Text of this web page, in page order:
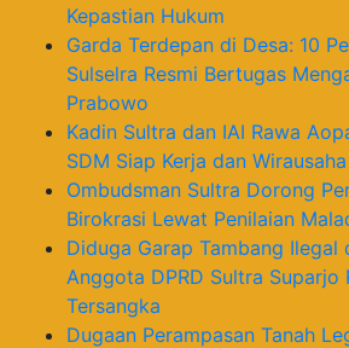
Kepastian Hukum
Garda Terdepan di Desa: 10
Sulselra Resmi Bertugas
Prabowo
Kadin Sultra dan IAI Rawa
SDM Siap Kerja dan
Ombudsman Sultra Dorong
Birokrasi Lewat Penilaian
Diduga Garap Tambang Ilegal
Anggota DPRD Sultra Suparjo
Tersangka
Dugaan Perampasan Tanah